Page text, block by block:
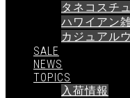
タネコスチ
ハワイアン
カジュアル
SALE
NEWS
TOPICS
入荷情報